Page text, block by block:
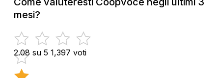
mesi?
2.08 su 5 1,397 voti